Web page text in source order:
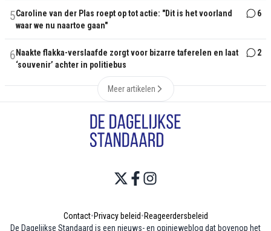
5Caroline van der Plas roept op tot actie: "Dit is het voorland
waar we nu naartoe gaan"
6
6 Naakte flakka-verslaafde zorgt voor bizarre taferelen en laat
‘souvenir’ achter in politiebus
2
Meer artikelen
Contact•Privacy beleid•Reageerdersbeleid
De Dagelijkse Standaard is een nieuws- en opinieweblog dat bovenop het